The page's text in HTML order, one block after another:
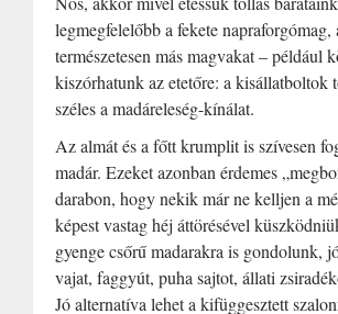
legmegfelelőbb a fekete napraforgómag,
természetesen más magvakat – például
kiszórhatunk az etetőre: a kisállatboltok
széles a madáreleség-kínálat.
Az almát és a főtt krumplit is szívesen
madár. Ezeket azonban érdemes
darabon, hogy nekik már ne kelljen a
képest vastag héj áttörésével
gyenge csőrű madarakra is gondolunk,
vajat, faggyút, puha sajtot, állati
Jó alternatíva lehet a kifüggesztett